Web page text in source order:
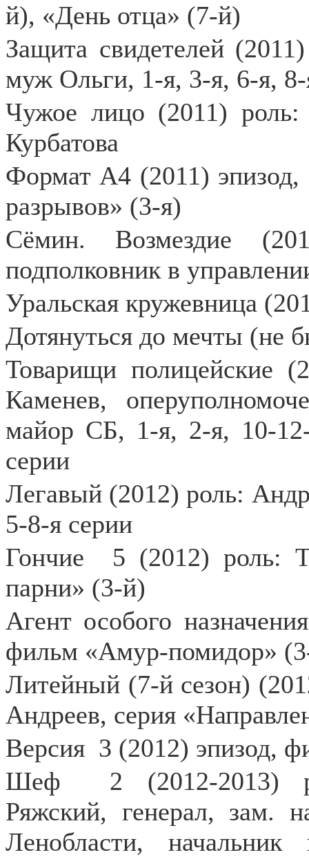
й), «День отца» (7-й)
Защита свидетелей
муж Ольги, 1-я, 3-я, 6-я,
Чужое лицо (2011) роль:
Курбатова
Формат А4 (2011)
разрывов» (3-я)
Сёмин. Возмездие
подполковник в
Уральская кружевница
Дотянуться до мечты (не
Товарищи полицейские
Каменев,
майор СБ, 1-я, 2-я, 10-
серии
Легавый (2012) роль:
5-8-я серии
Гончие
5 (2012) роль:
парни» (3-й)
Агент особого назначения
фильм «Амур-помидор»
Литейный (7-й сезон)
Андреев, серия
Версия 3 (2012) эпизод,
Шеф
2 (2012-2013)
Ряжский, генерал,
Ленобласти,